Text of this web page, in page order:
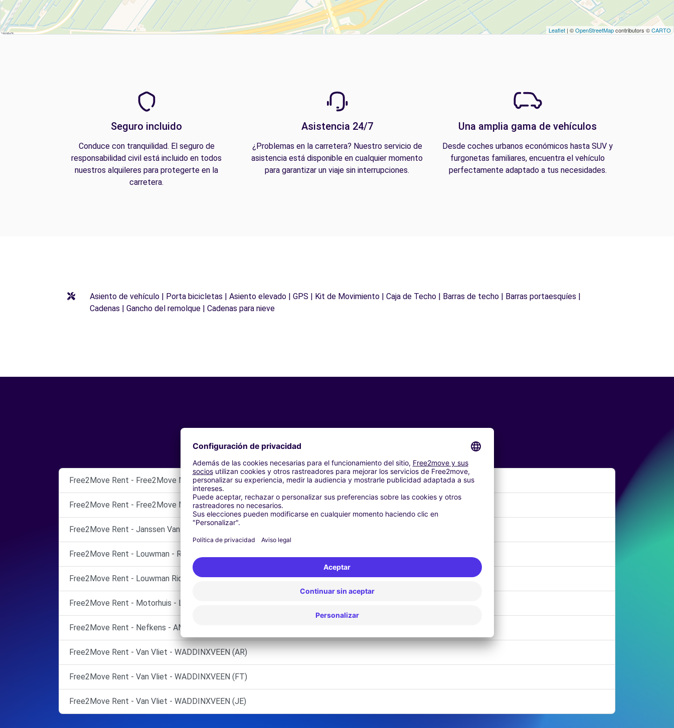
Leaflet | ©OpenStreetMapcontributors ©CARTO
Seguro incluido
Conduce con tranquilidad. El seguro de
responsabilidad civil está incluido en todos
nuestros alquileres para protegerte en la
carretera.
Asistencia 24/7
¿Problemas en la carretera? Nuestro servicio de
asistencia está disponible en cualquier momento
para garantizar un viaje sin interrupciones.
Una amplia gama de vehículos
Desde coches urbanos económicos hasta SUV y
furgonetas familiares, encuentra el vehículo
perfectamente adaptado a tus necesidades.
Asiento de vehículo | Porta bicicletas | Asiento elevado | GPS | Kit de Movimiento | Caja de Techo | Barras de techo | Barras portaesquíes |
Cadenas | Gancho del remolque | Cadenas para nieve
Agencias similares
Free2Move Rent - Free2Move Netherlands - AMSTERDAM
Free2Move Rent - Free2Move Netherlands - TEMPLATE
Free2Move Rent - Janssen Van Kouwen - AMSTERDAM
Free2Move Rent - Louwman - RIDDERKERK
Free2Move Rent - Louwman Ridderkerk - RIDDERKERK (P)
Free2Move Rent - Motorhuis - LEIDEN
Free2Move Rent - Nefkens - AMERSFOORT
Free2Move Rent - Van Vliet - WADDINXVEEN (AR)
Free2Move Rent - Van Vliet - WADDINXVEEN (FT)
Free2Move Rent - Van Vliet - WADDINXVEEN (JE)